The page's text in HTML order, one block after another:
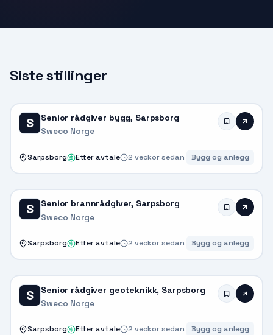
Siste stillinger
S Senior rådgiver bygg, Sarpsborg
Sweco Norge
Sarpsborg Etter avtale 2 veckor sedan Bygg og anlegg
S Senior brannrådgiver, Sarpsborg
Sweco Norge
Sarpsborg Etter avtale 2 veckor sedan Bygg og anlegg
S Senior rådgiver geoteknikk, Sarpsborg
Sweco Norge
Sarpsborg Etter avtale 2 veckor sedan Bygg og anlegg